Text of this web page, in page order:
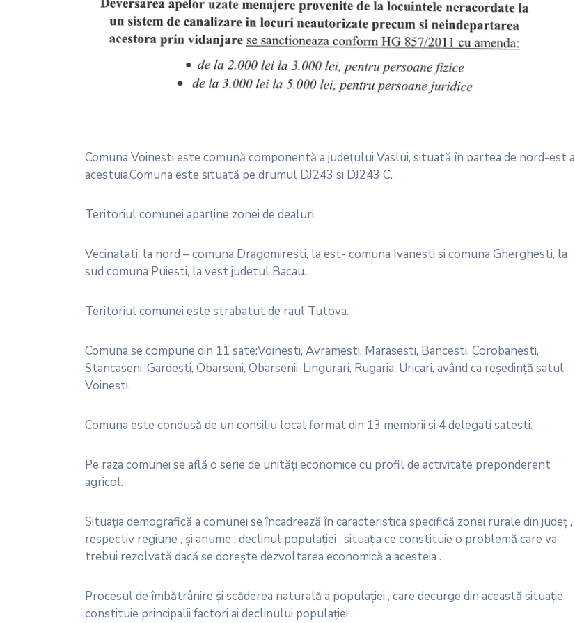
Comuna Voinesti este comună componentă a judeţului Vaslui, situată în partea de nord-est a
acestuia.Comuna este situată pe drumul DJ243 si DJ243 C.
Teritoriul comunei aparţine zonei de dealuri.
Vecinatati: la nord – comuna Dragomiresti, la est- comuna Ivanesti si comuna Gherghesti, la
sud comuna Puiesti, la vest judetul Bacau.
Teritoriul comunei este strabatut de raul Tutova.
Comuna se compune din 11 sate:Voinesti, Avramesti, Marasesti, Bancesti, Corobanesti,
Stancaseni, Gardesti, Obarseni, Obarsenii-Lingurari, Rugaria, Uricari, având ca reşedinţă satul
Voinesti.
Comuna este condusă de un consiliu local format din 13 membrii si 4 delegati satesti.
Pe raza comunei se află o serie de unităţi economice cu profil de activitate preponderent
agricol.
Situaţia demografică a comunei se încadrează în caracteristica specifică zonei rurale din judeţ ,
respectiv regiune , şi anume : declinul populaţiei , situaţia ce constituie o problemă care va
trebui rezolvată dacă se doreşte dezvoltarea economică a acesteia .
Procesul de îmbătrânire şi scăderea naturală a populaţiei , care decurge din această situaţie
constituie principalii factori ai declinului populaţiei .